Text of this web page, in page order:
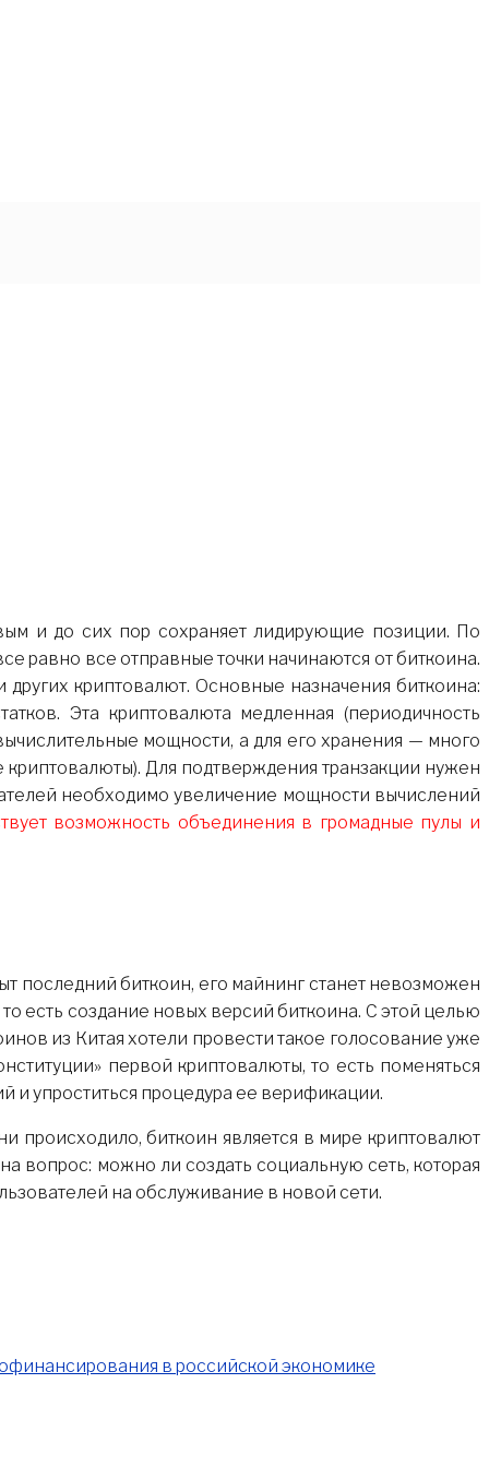
равно все отправные точки начинаются от биткоина.
криптовалют. Основные назначения биткоина:
Эта криптовалюта медленная (периодичность
мощности, а для его хранения — много
криптовалюты). Для подтверждения транзакции нужен
необходимо увеличение мощности вычислений
возможность объединения в громадные пулы и
последний биткоин, его майнинг станет невозможен
есть создание новых версий биткоина. С этой целью
из Китая хотели провести такое голосование уже
первой криптовалюты, то есть поменяться
и упроститься процедура ее верификации.
происходило, биткоин является в мире криптовалют
вопрос: можно ли создать социальную сеть, которая
на обслуживание в новой сети.
в российской экономике